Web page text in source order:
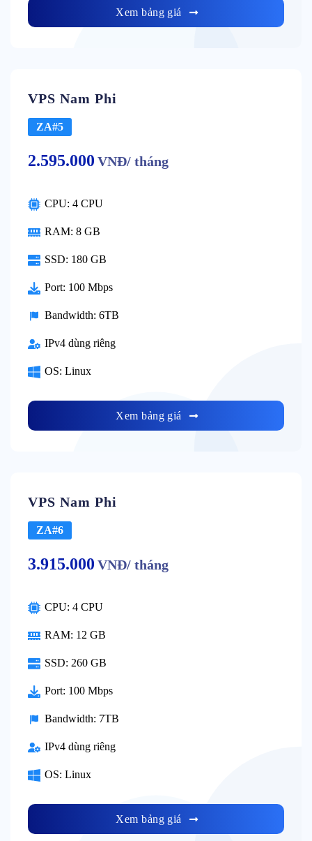
Xem bảng giá
VPS Nam Phi
ZA#5
2.595.000 VNĐ/ tháng
CPU: 4 CPU
RAM: 8 GB
SSD: 180 GB
Port: 100 Mbps
Bandwidth: 6TB
IPv4 dùng riêng
OS: Linux
Xem bảng giá
VPS Nam Phi
ZA#6
3.915.000 VNĐ/ tháng
CPU: 4 CPU
RAM: 12 GB
SSD: 260 GB
Port: 100 Mbps
Bandwidth: 7TB
IPv4 dùng riêng
OS: Linux
Xem bảng giá